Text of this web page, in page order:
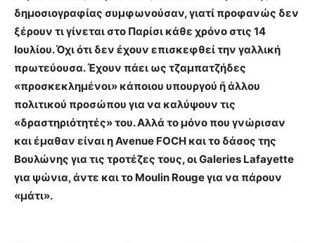
δημοσιογραφίας συμφωνούσαν, γιατί προφανώς δεν
ξέρουν τι γίνεται στο Παρίσι κάθε χρόνο στις 14
Ιουλίου. Όχι ότι δεν έχουν επισκεφθεί την γαλλική
πρωτεύουσα. Έχουν πάει ως τζαμπατζήδες
«προσκεκλημένοι» κάποιου υπουργού ἤ άλλου
πολιτικού προσώπου για να καλύψουν τις
«δραστηριότητές» του. Αλλά το μόνο που γνώρισαν
και έμαθαν είναι η Avenue FOCH και το δάσος της
Βουλώνης για τις τροτέζες τους, οι Galeries Lafayette
για ψώνια, άντε και το Moulin Rouge για να πάρουν
«μάτι».